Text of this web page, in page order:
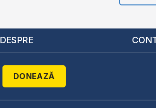
DESPRE
DONEAZĂ